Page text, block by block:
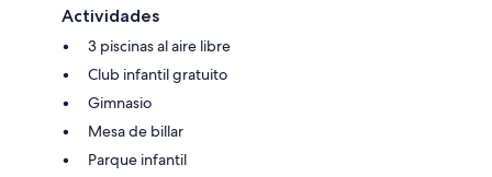
Actividades
3 piscinas al aire libre
Club infantil gratuito
Gimnasio
Mesa de billar
Parque infantil